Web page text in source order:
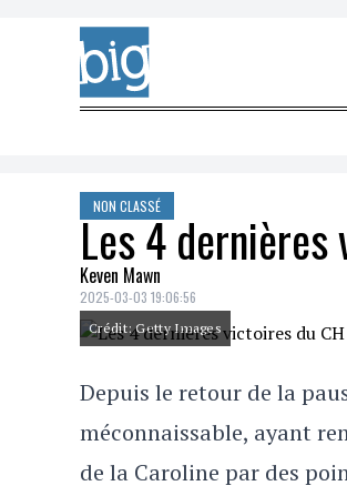
Skip to content
NON CLASSÉ
Les 4
Keven Mawn
2025-03-03 19:06:56
Crédit: Getty Images
Depuis le retour de la
méconnaissable, ayant
de la Caroline par des